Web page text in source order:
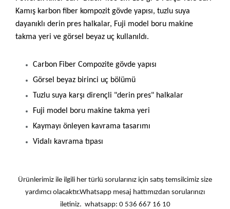
Kamış karbon fiber kompozit gövde yapısı, tuzlu suya
dayanıklı derin pres halkalar, Fuji model boru makine
takma yeri ve görsel beyaz uç kullanıldı.
Carbon Fiber Compozite gövde yapısı
Görsel beyaz birinci uç bölümü
Tuzlu suya karşı dirençli "derin pres" halkalar
Fuji model boru makine takma yeri
Kaymayı önleyen kavrama tasarımı
Vidalı kavrama tıpası
Ürünlerimiz ile ilgili her türlü sorularınız için satış temsilcimiz size
yardımcı olacaktır.Whatsapp mesaj hattımızdan sorularınızı
iletiniz. whatsapp: 0 536 667 16 10